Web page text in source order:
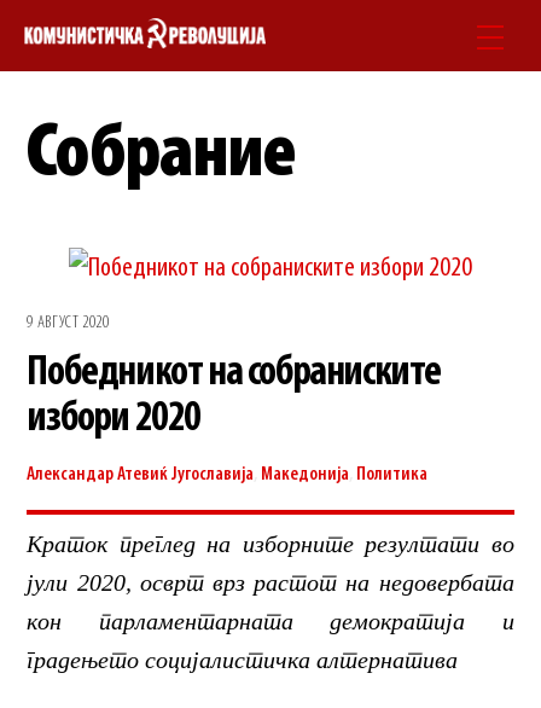
Skip
Собрание
9 АВГУСТ 2020
Победникот на собраниските
избори 2020
Александар Атевиќ Југославија Македонија Политика
Краток преглед на изборните резултати во
јули 2020, осврт врз растот на недовербата
кон парламентарната демократија и
градењето социјалистичка алтернатива